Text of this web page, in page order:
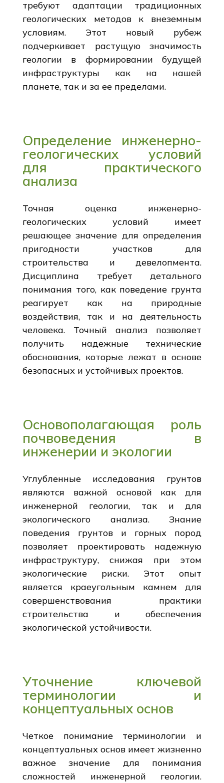
требуют адаптации традиционных
геологических методов к внеземным
условиям. Этот новый рубеж
подчеркивает растущую значимость
геологии в формировании будущей
инфраструктуры как на нашей
планете, так и за ее пределами.
Определение инженерно-
геологических условий
для практического
анализа
Точная оценка инженерно-
геологических условий имеет
решающее значение для определения
пригодности участков для
строительства и девелопмента.
Дисциплина требует детального
понимания того, как поведение грунта
реагирует как на природные
воздействия, так и на деятельность
человека. Точный анализ позволяет
получить надежные технические
обоснования, которые лежат в основе
безопасных и устойчивых проектов.
Основополагающая роль
почвоведения в
инженерии и экологии
Углубленные исследования грунтов
являются важной основой как для
инженерной геологии, так и для
экологического анализа. Знание
поведения грунтов и горных пород
позволяет проектировать надежную
инфраструктуру, снижая при этом
экологические риски. Этот опыт
является краеугольным камнем для
совершенствования практики
строительства и обеспечения
экологической устойчивости.
Уточнение ключевой
терминологии и
концептуальных основ
Четкое понимание терминологии и
концептуальных основ имеет жизненно
важное значение для понимания
сложностей инженерной геологии.